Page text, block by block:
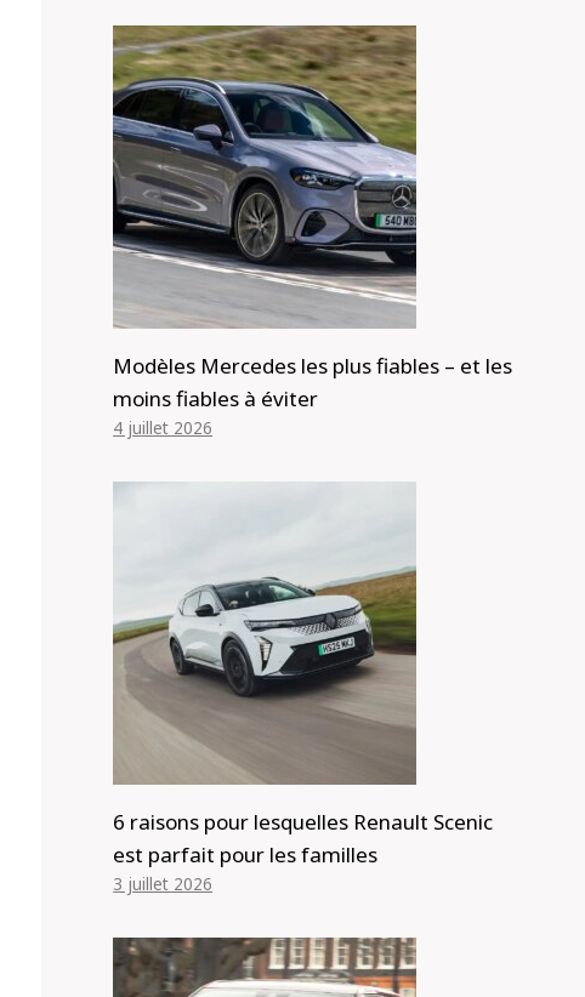
Modèles Mercedes les plus fiables – et les
moins fiables à éviter
4 juillet 2026
6 raisons pour lesquelles Renault Scenic
est parfait pour les familles
3 juillet 2026